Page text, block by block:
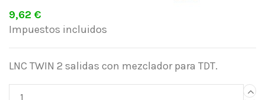
9,62 €
Impuestos incluidos
LNC TWIN 2 salidas con mezclador para TDT.